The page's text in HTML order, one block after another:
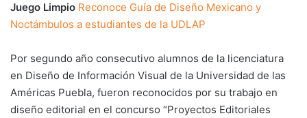
Juego Limpio Reconoce Guía de Diseño Mexicano y
Noctámbulos a estudiantes de la UDLAP
Por segundo año consecutivo alumnos de la licenciatura
en Diseño de Información Visual de la Universidad de las
Américas Puebla, fueron reconocidos por su trabajo en
diseño editorial en el concurso “Proyectos Editoriales